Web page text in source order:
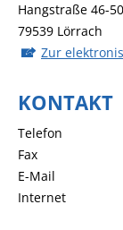
Hangstraße 46-50
79539 Lörrach
Zur
KONTAKT
Telefon
Fax
E-Mail
Internet